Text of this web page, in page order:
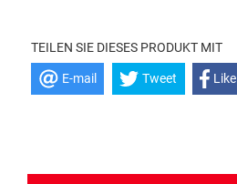
TEILEN SIE DIESES PRODUKT MIT
E-mail Tweet Like